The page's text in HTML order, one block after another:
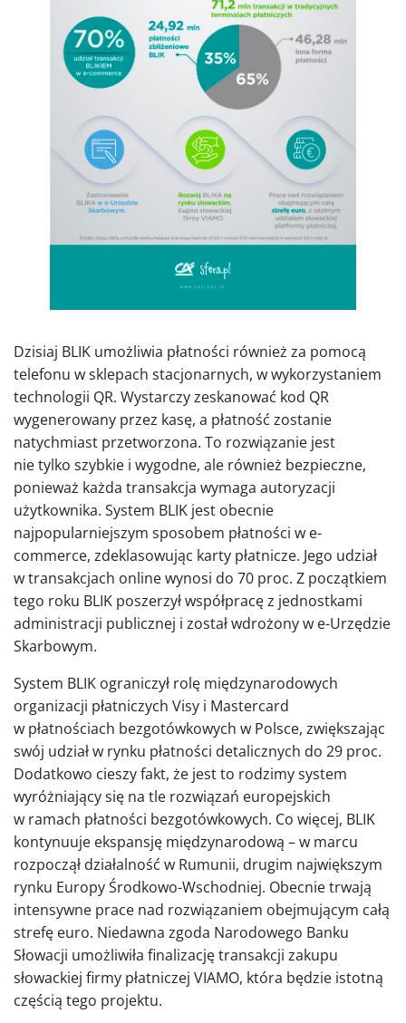
Dzisiaj BLIK umożliwia płatności również za pomocą
telefonu w sklepach stacjonarnych, w wykorzystaniem
technologii QR. Wystarczy zeskanować kod QR
wygenerowany przez kasę, a płatność zostanie
natychmiast przetworzona. To rozwiązanie jest
nie tylko szybkie i wygodne, ale również bezpieczne,
ponieważ każda transakcja wymaga autoryzacji
użytkownika. System BLIK jest obecnie
najpopularniejszym sposobem płatności w e-
commerce, zdeklasowując karty płatnicze. Jego udział
w transakcjach online wynosi do 70 proc. Z początkiem
tego roku BLIK poszerzył współpracę z jednostkami
administracji publicznej i został wdrożony w e-Urzędzie
Skarbowym.
System BLIK ograniczył rolę międzynarodowych
organizacji płatniczych Visy i Mastercard
w płatnościach bezgotówkowych w Polsce, zwiększając
swój udział w rynku płatności detalicznych do 29 proc.
Dodatkowo cieszy fakt, że jest to rodzimy system
wyróżniający się na tle rozwiązań europejskich
w ramach płatności bezgotówkowych. Co więcej, BLIK
kontynuuje ekspansję międzynarodową – w marcu
rozpoczął działalność w Rumunii, drugim największym
rynku Europy Środkowo-Wschodniej. Obecnie trwają
intensywne prace nad rozwiązaniem obejmującym całą
strefę euro. Niedawna zgoda Narodowego Banku
Słowacji umożliwiła finalizację transakcji zakupu
słowackiej firmy płatniczej VIAMO, która będzie istotną
częścią tego projektu.